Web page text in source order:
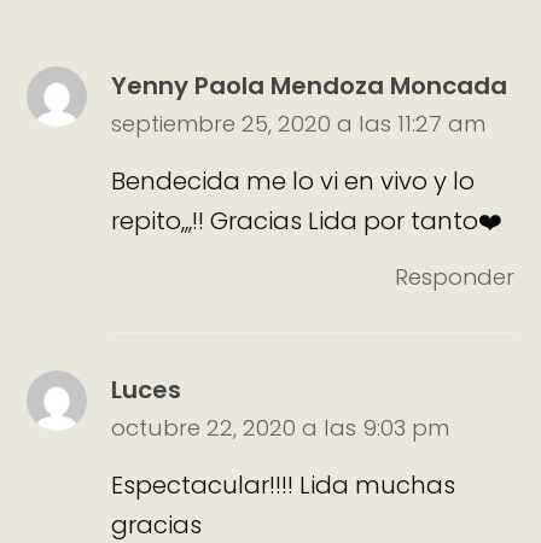
Yenny Paola Mendoza Moncada
septiembre 25, 2020 a las 11:27 am
Bendecida me lo vi en vivo y lo
repito,,,!! Gracias Lida por tanto❤️
Responder
Luces
octubre 22, 2020 a las 9:03 pm
Espectacular!!!! Lida muchas
gracias